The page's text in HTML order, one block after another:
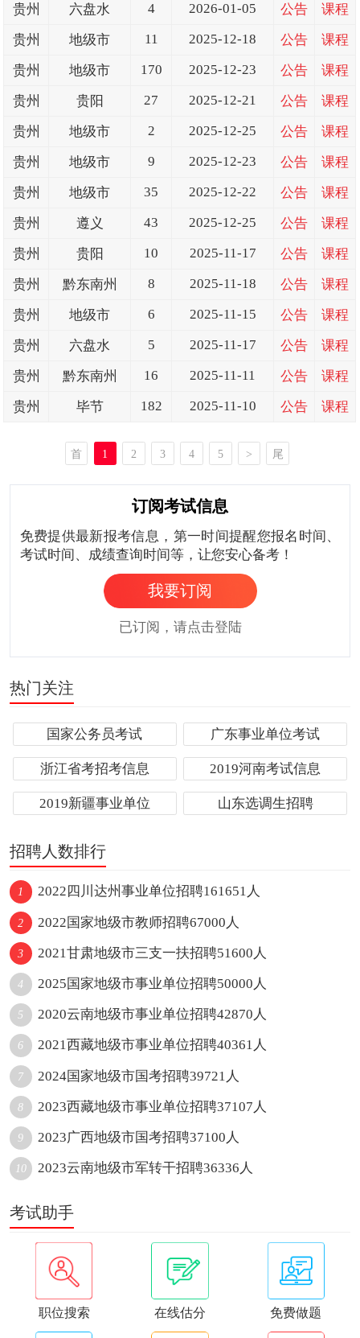
贵州
六盘水 4 2026-01-05 公告
课程
贵州
地级市 11 2025-12-18 公告
课程
贵州
地级市 170 2025-12-23 公告
课程
贵州
贵阳 27 2025-12-21 公告
课程
贵州
地级市 2 2025-12-25 公告
课程
贵州
地级市 9 2025-12-23 公告
课程
贵州
地级市 35 2025-12-22 公告
课程
贵州
遵义 43 2025-12-25 公告
课程
贵州
贵阳 10 2025-11-17 公告
课程
贵州
黔东南州 8 2025-11-18 公告
课程
贵州
地级市 6 2025-11-15 公告
课程
贵州
六盘水 5 2025-11-17 公告
课程
贵州
黔东南州 16 2025-11-11 公告
课程
贵州
毕节 182 2025-11-10 公告 课程
首
1 2 3 4 5 >
尾
订阅考试信息
免费提供最新报考信息，第一时间提醒您报名时间、
考试时间、成绩查询时间等，让您安心备考！
我要订阅
已订阅，请点击登陆
热门关注
国家公务员考试 广东事业单位考试
浙江省考招考信息 2019河南考试信息
2019新疆事业单位 山东选调生招聘
招聘人数排行
1 2022四川达州事业单位招聘161651人
2 2022国家地级市教师招聘67000人
3 2021甘肃地级市三支一扶招聘51600人
4 2025国家地级市事业单位招聘50000人
5 2020云南地级市事业单位招聘42870人
6 2021西藏地级市事业单位招聘40361人
7 2024国家地级市国考招聘39721人
8 2023西藏地级市事业单位招聘37107人
9 2023广西地级市国考招聘37100人
10 2023云南地级市军转干招聘36336人
考试助手
职位搜索 在线估分 免费做题